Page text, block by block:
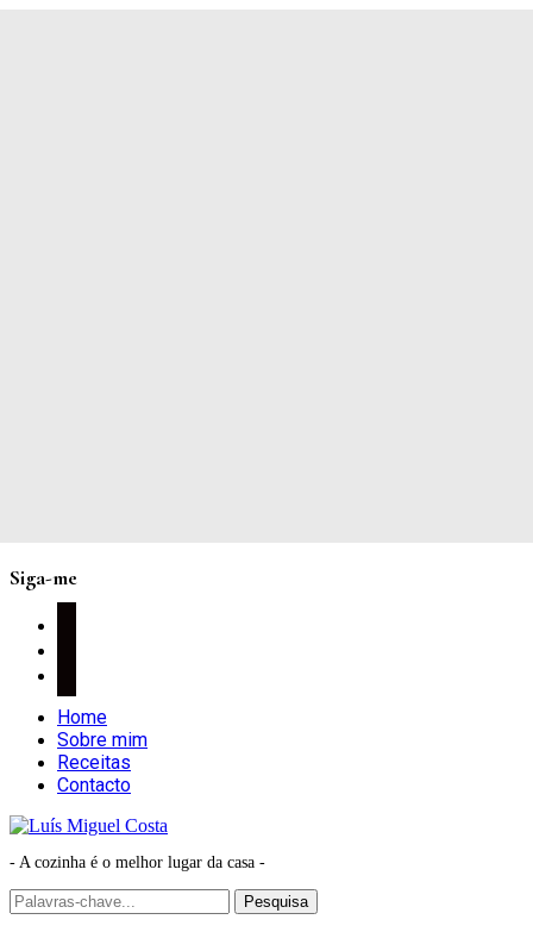
Siga-me
Home
Sobre mim
Receitas
Contacto
- A cozinha é o melhor lugar da casa -